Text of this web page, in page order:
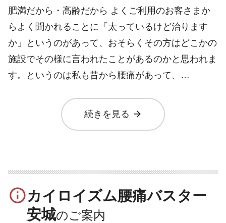
肥満だから・高齢だから よくご利用のお客さまか
らよく聞かれることに「太っているけど治ります
か」というのがあって、おそらくその方はどこかの
施設でその様に言われたことがあるのかと思われま
す。というのは私も昔から腰痛があって、…
続きを見る arrow_forward
info_outlineカイロイズム腰痛バスター
安城